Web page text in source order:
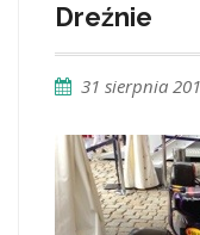
Dreźnie
31 sierpnia